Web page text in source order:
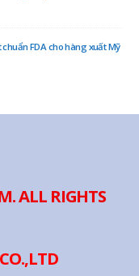
FDA cho hàng xuất Mỹ
ALL RIGHTS